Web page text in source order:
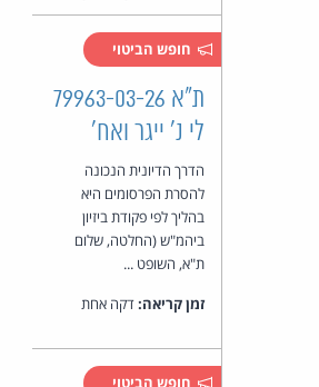
חופש הביטוי
ת"א 79963-03-26
לי נ' ייגר ואח'
הדרך הדיונית הנכונה
להסרת הפרסומים היא
בהליך לפי פקודת ביזיון
ביהמ"ש (החלטה, שלום
ת"א, השופט ...
זמן קריאה:דקה אחת
חופש הביטוי